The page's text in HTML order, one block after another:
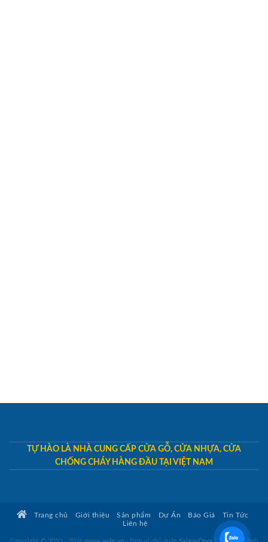
TỰ HÀO LÀ NHÀ CUNG CẤP CỬA GỖ, CỬA NHỰA, CỬA
CHỐNG CHÁY HÀNG ĐẦU TẠI VIỆT NAM
Trang chủ Giới thiệu Sản phẩm Dự Án Báo Giá
Tin Tức
Liên hệ